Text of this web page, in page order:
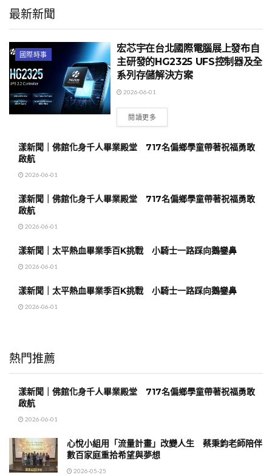
最新新聞
國際時事
宏芯宇在台北國際電腦展上發布自
主研發的HG2325 UFS控制器及全
系列存儲解決方案
2026-06-01
閱讀更多
漾新聞｜佛館化身千人畢業殿堂 717名偏鄉學童帶著祝福勇敢
啟航
2026-06-01
漾新聞｜佛館化身千人畢業殿堂 717名偏鄉學童帶著祝福勇敢
啟航
2026-06-01
漾新聞｜太平熱血畢業季百K挑戰 小騎士一路踩向鵝鑾鼻
2026-06-01
漾新聞｜太平熱血畢業季百K挑戰 小騎士一路踩向鵝鑾鼻
2026-06-01
熱門推薦
漾新聞｜佛館化身千人畢業殿堂 717名偏鄉學童帶著祝福勇敢
啟航
2026-06-01
心悅小組用「流量計畫」改變人生 蔡秉鈞老師陪伴
數百家庭重拾希望與夢想
2026-05-25